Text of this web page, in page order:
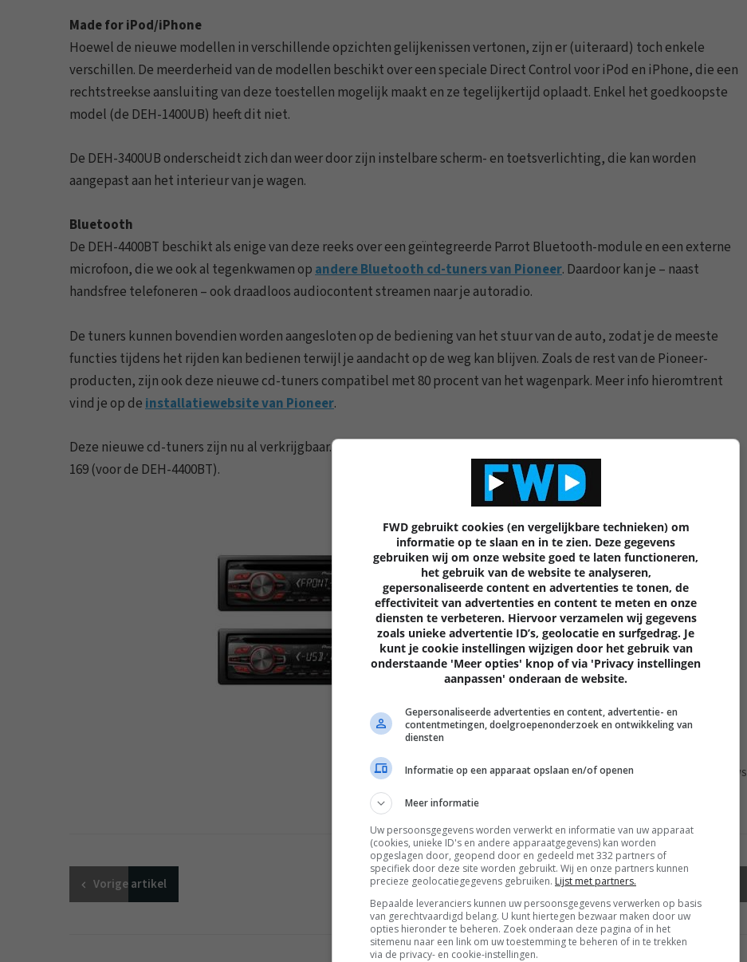
Made for iPod/iPhone
Hoewel de nieuwe modellen in verschillende opzichten gelijkenissen vertonen, zijn er (uiteraard) toch enkele
verschillen. De meerderheid van de modellen beschikt over een speciale Direct Control voor iPod en iPhone, die een
rechtstreekse aansluiting van deze toestellen mogelijk maakt en ze tegelijkertijd oplaadt. Enkel het goedkoopste
model (de DEH-1400UB) heeft dit niet.
De DEH-3400UB onderscheidt zich dan weer door zijn instelbare scherm- en toetsverlichting, die kan worden
aangepast aan het interieur van je wagen.
Bluetooth
De DEH-4400BT beschikt als enige van deze reeks over een geïntegreerde Parrot Bluetooth-module en een externe
microfoon, die we ook al tegenkwamen opandere Bluetooth cd-tuners van Pioneer. Daardoor kan je – naast
handsfree telefoneren – ook draadloos audiocontent streamen naar je autoradio.
De tuners kunnen bovendien worden aangesloten op de bediening van het stuur van de auto, zodat je de meeste
functies tijdens het rijden kan bedienen terwijl je aandacht op de weg kan blijven. Zoals de rest van de Pioneer-
producten, zijn ook deze nieuwe cd-tuners compatibel met 80 procent van het wagenpark. Meer info hieromtrent
vind je op de installatiewebsite van Pioneer.
Deze nieuwe cd-tuners zijn nu al verkrijgbaar. De prijzen ervan schommelen tussen € 109 (voor de DEH-1400UB) en €
169 (voor de DEH-4400BT).
790 VIEWS
Vorigeartikel Volgende
FWD gebruikt cookies (en vergelijkbare technieken) om
informatie op te slaan en in te zien. Deze gegevens
gebruiken wij om onze website goed te laten functioneren,
het gebruik van de website te analyseren,
gepersonaliseerde content en advertenties te tonen, de
effectiviteit van advertenties en content te meten en onze
diensten te verbeteren. Hiervoor verzamelen wij gegevens
zoals unieke advertentie ID’s, geolocatie en surfgedrag. Je
kunt je cookie instellingen wijzigen door het gebruik van
onderstaande 'Meer opties' knop of via 'Privacy instellingen
aanpassen' onderaan de website.
Gepersonaliseerde advertenties en content, advertentie- en
contentmetingen, doelgroepenonderzoek en ontwikkeling van
diensten
Informatie op een apparaat opslaan en/of openen
Meer informatie
Uw persoonsgegevens worden verwerkt en informatie van uw apparaat
(cookies, unieke ID's en andere apparaatgegevens) kan worden
opgeslagen door, geopend door en gedeeld met 332 partners of
specifiek door deze site worden gebruikt. Wij en onze partners kunnen
precieze geolocatiegegevens gebruiken. Lijst met partners.
Bepaalde leveranciers kunnen uw persoonsgegevens verwerken op basis
van gerechtvaardigd belang. U kunt hiertegen bezwaar maken door uw
opties hieronder te beheren. Zoek onderaan deze pagina of in het
sitemenu naar een link om uw toestemming te beheren of in te trekken
via de privacy- en cookie-instellingen.